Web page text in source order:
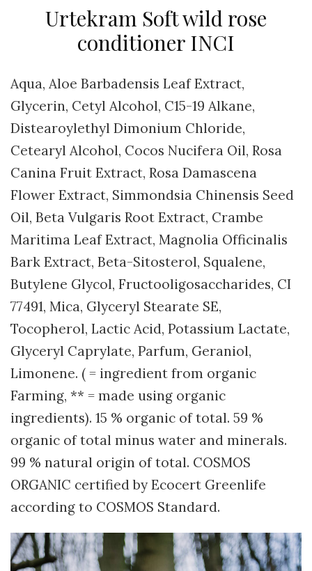
Urtekram Soft wild rose
conditioner INCI
Aqua, Aloe Barbadensis Leaf Extract,
Glycerin, Cetyl Alcohol, C15-19 Alkane,
Distearoylethyl Dimonium Chloride,
Cetearyl Alcohol, Cocos Nucifera Oil, Rosa
Canina Fruit Extract, Rosa Damascena
Flower Extract, Simmondsia Chinensis Seed
Oil, Beta Vulgaris Root Extract, Crambe
Maritima Leaf Extract, Magnolia Officinalis
Bark Extract, Beta-Sitosterol, Squalene,
Butylene Glycol, Fructooligosaccharides, CI
77491, Mica, Glyceryl Stearate SE,
Tocopherol, Lactic Acid, Potassium Lactate,
Glyceryl Caprylate, Parfum, Geraniol,
Limonene. ( = ingredient from organic
Farming, ** = made using organic
ingredients). 15 % organic of total. 59 %
organic of total minus water and minerals.
99 % natural origin of total. COSMOS
ORGANIC certified by Ecocert Greenlife
according to COSMOS Standard.